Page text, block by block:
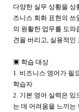
다양한 실무 상황을 상
즈니스 회화 표현의 쓰
의 원활한 업무를 도와
견을 버리고, 실용적인
▣ 학습 대상
1. 비즈니스 영어가 필
학습자
2. 기본 영어 실력은
는 데 어려움을 느끼는